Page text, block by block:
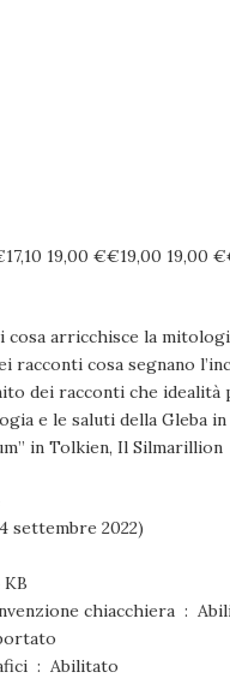
19,00 €€19,00 19,00
cosa arricchisce la
racconti cosa segnano
dei racconti che
e le saluti della Gleba
in Tolkien, Il Silmarillion
(14 settembre 2022)
KB
Come accordo per
: ‎ Supportato
Miglioramenti tipografici ‏ : ‎ Abilitato